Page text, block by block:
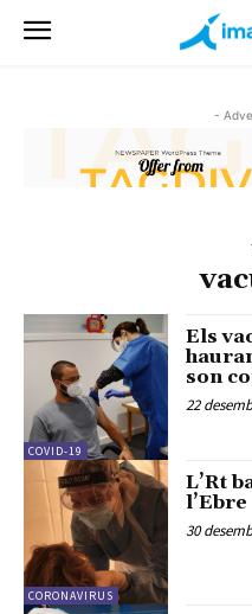
-
COVID-19
Els
son
22
CORONAVIRUS
L’Rt
l’Ebre
30